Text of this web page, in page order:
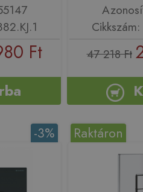
Ft 47 218 Ft
-3% Raktáron